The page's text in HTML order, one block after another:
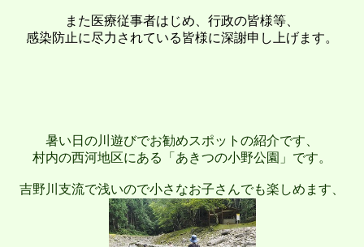
また医療従事者はじめ、行政の皆様等、
感染防止に尽力されている皆様に深謝申し上げます。
暑い日の川遊びでお勧めスポットの紹介です、
村内の西河地区にある「あきつの小野公園」です。
吉野川支流で浅いので小さなお子さんでも楽しめます、